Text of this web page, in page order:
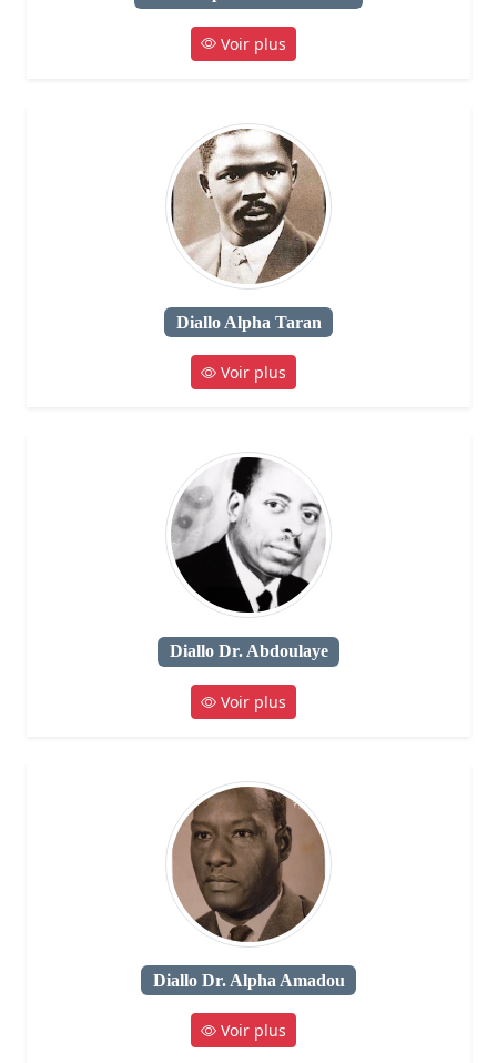
Voir plus
Diallo Alpha Taran
Voir plus
Diallo Dr. Abdoulaye
Voir plus
Diallo Dr. Alpha Amadou
Voir plus